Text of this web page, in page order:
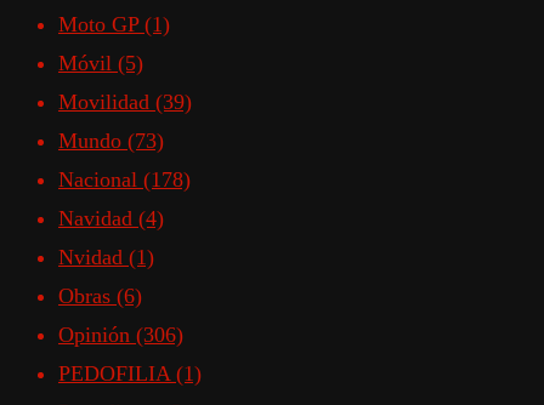
Moto GP (1)
Móvil (5)
Movilidad (39)
Mundo (73)
Nacional (178)
Navidad (4)
Nvidad (1)
Obras (6)
Opinión (306)
PEDOFILIA (1)